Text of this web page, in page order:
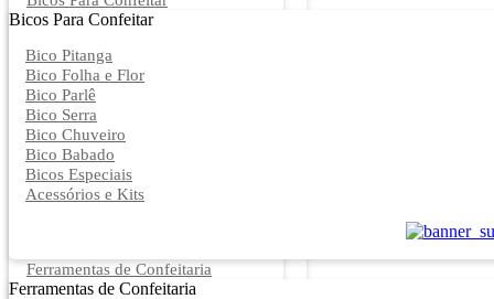
Bicos Para Confeitar
Bico Pitanga
Bico Folha e Flor
Bico Parlê
Bico Serra
Bico Chuveiro
Bico Babado
Bicos Especiais
Acessórios e Kits
Ferramentas de Confeitaria
Ferramentas de Confeitaria